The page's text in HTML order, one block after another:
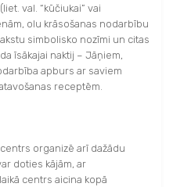
val. “kūčiukai” vai
olu krāsošanas nodarbību
simbolisko nozīmi un citas
īsākajai naktij – Jāņiem,
apburs ar saviem
receptēm.
organizē arī dažādu
doties kājām, ar
centrs aicina kopā